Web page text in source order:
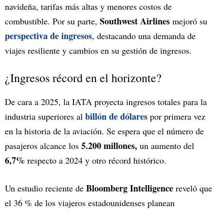
navideña, tarifas más altas y menores costos de
combustible. Por su parte, Southwest Airlines mejoró su
perspectiva de ingresos, destacando una demanda de
viajes resiliente y cambios en su gestión de ingresos.
¿Ingresos récord en el horizonte?
De cara a 2025, la IATA proyecta ingresos totales para la
industria superiores al billón de dólares por primera vez
en la historia de la aviación. Se espera que el número de
pasajeros alcance los 5.200 millones, un aumento del
6,7% respecto a 2024 y otro récord histórico.
Un estudio reciente de Bloomberg Intelligence reveló que
el 36 % de los viajeros estadounidenses planean